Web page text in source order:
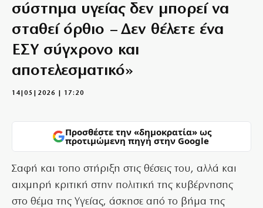
σύστημα υγείας δεν μπορεί να
σταθεί όρθιο – Δεν θέλετε ένα
ΕΣΥ σύγχρονο και
αποτελεσματικό»
14|05|2026 | 17:20
Προσθέστε την «δημοκρατία» ως
προτιμώμενη πηγή στην Google
Σαφή και τοπο στήριξη στις θέσεις του, αλλά και
αιχμηρή κριτική στην πολιτική της κυβέρνησης
στο θέμα της Υγείας, άσκησε από το βήμα της